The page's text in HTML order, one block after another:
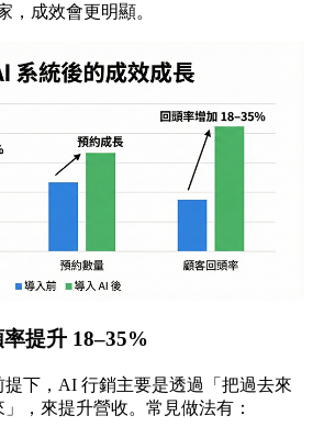
，成效會更明顯。
提升 18–35%
下，AI 行銷主要是透過「把過去來
，來提升營收。常見做法有：